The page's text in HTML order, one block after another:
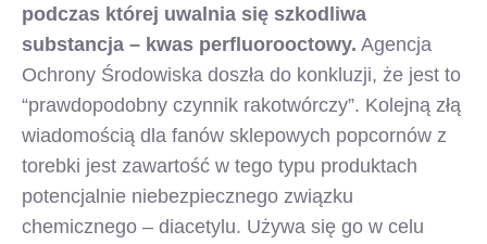
podczas której uwalnia się szkodliwa
substancja – kwas perfluorooctowy. Agencja
Ochrony Środowiska doszła do konkluzji, że jest to
“prawdopodobny czynnik rakotwórczy”. Kolejną złą
wiadomością dla fanów sklepowych popcornów z
torebki jest zawartość w tego typu produktach
potencjalnie niebezpiecznego związku
chemicznego – diacetylu. Używa się go w celu